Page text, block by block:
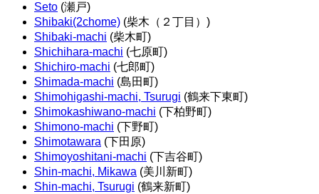
Seto (瀬戸)
Shibaki(2chome) (柴木（２丁目）)
Shibaki-machi (柴木町)
Shichihara-machi (七原町)
Shichiro-machi (七郎町)
Shimada-machi (島田町)
Shimohigashi-machi, Tsurugi (鶴来下東町)
Shimokashiwano-machi (下柏野町)
Shimono-machi (下野町)
Shimotawara (下田原)
Shimoyoshitani-machi (下吉谷町)
Shin-machi, Mikawa (美川新町)
Shin-machi, Tsurugi (鶴来新町)